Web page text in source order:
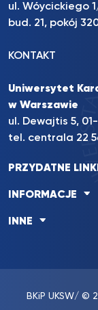
ul. Wóycickiego
bud. 21, pokój
KONTAKT
Uniwersytet
w Warszawie
ul. Dewajtis 5,
tel. centrala 22
PRZYDATNE LINKI
INFORMACJE
INNE
BKiP UKSW/ ©